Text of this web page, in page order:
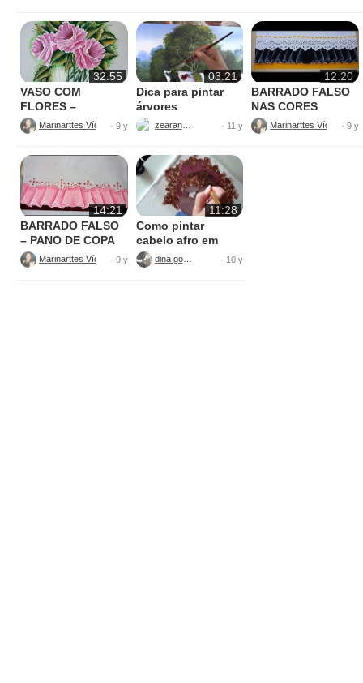
32:55
VASO COM
FLORES –
PINTURAS
· 9 y
03:21
Dica para pintar
árvores
zearantes · 11 y
12:20
BARRADO FALSO
NAS CORES
AMARELO E
PRETO
· 9 y
14:21
BARRADO FALSO
– PANO DE COPA
· 9 y
11:28
Como pintar
cabelo afro em
tecido
dina gomes · 10 y